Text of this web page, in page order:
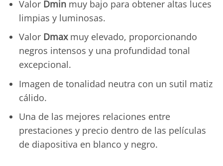
Valor Dminmuy bajo para obtener altas luces
limpias y luminosas.
Valor Dmaxmuy elevado, proporcionando
negros intensos y una profundidad tonal
excepcional.
Imagen de tonalidad neutra con un sutil matiz
cálido.
Una de las mejores relaciones entre
prestaciones y precio dentro de las películas
de diapositiva en blanco y negro.